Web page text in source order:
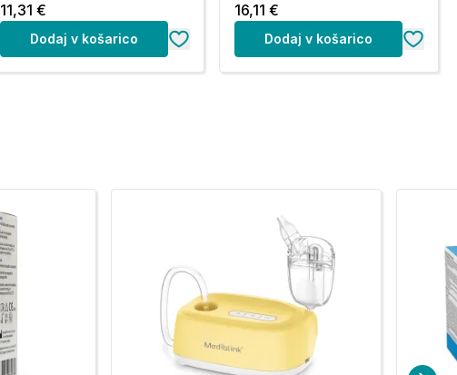
11,31 €
Dodaj v košarico
16,11 €
Dodaj v košarico